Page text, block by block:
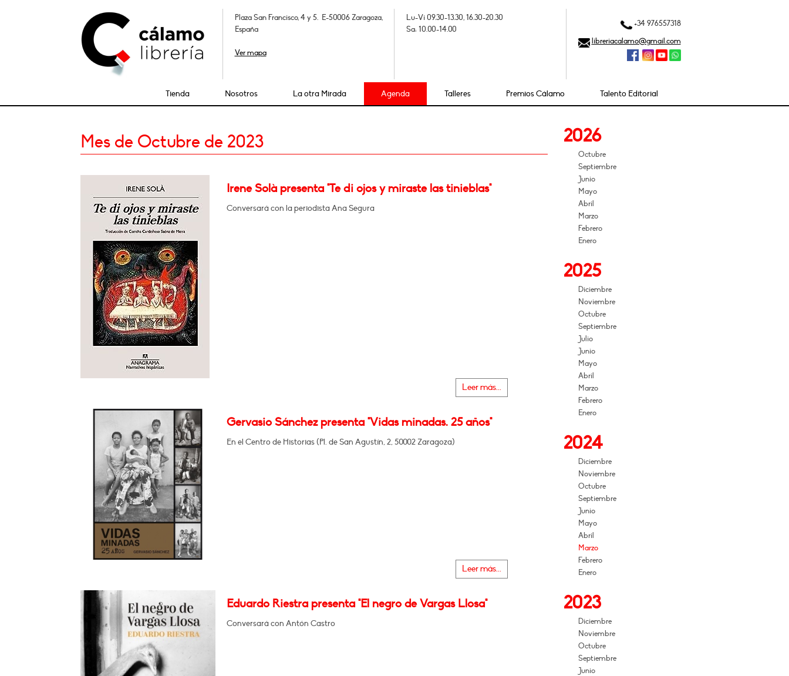
Plaza San Francisco, 4 y 5. E-50006 Zaragoza,
España
Ver mapa
Lu-Vi 09.30-13.30, 16.30-20.30
Sa: 10.00-14.00
+34 976557318
libreriacalamo@gmail.com
Tienda Nosotros La otra Mirada Agenda Talleres Premios Cálamo Talento Editorial
Mes de Octubre de 2023
Irene Solà presenta "Te di ojos y miraste las tinieblas"
Conversará con la periodista Ana Segura
Leer más...
Gervasio Sánchez presenta "Vidas minadas. 25 años"
En el Centro de Historias (Pl. de San Agustín, 2, 50002 Zaragoza)
Leer más...
Eduardo Riestra presenta "El negro de Vargas Llosa"
Conversará con Antón Castro
2026
Octubre
Septiembre
Junio
Mayo
Abril
Marzo
Febrero
Enero
2025
Diciembre
Noviembre
Octubre
Septiembre
Julio
Junio
Mayo
Abril
Marzo
Febrero
Enero
2024
Diciembre
Noviembre
Octubre
Septiembre
Junio
Mayo
Abril
Marzo
Febrero
Enero
2023
Diciembre
Noviembre
Octubre
Septiembre
Junio